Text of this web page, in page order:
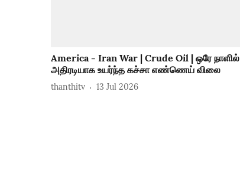
America - Iran War | Crude Oil | ஒரே நாளில்
அதிரடியாக உயர்ந்த கச்சா எண்ணெய் விலை
thanthitv 13 Jul 2026